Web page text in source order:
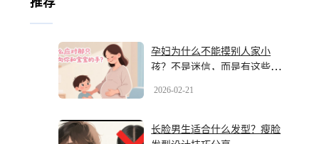
孕妇为什么不能摸别人家小
孩？不是迷信，而是有这些科
2026-02-21
长脸男生适合什么发型？瘦脸